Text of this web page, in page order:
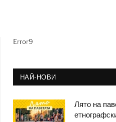
Error9
НАЙ-НОВИ
Лято на